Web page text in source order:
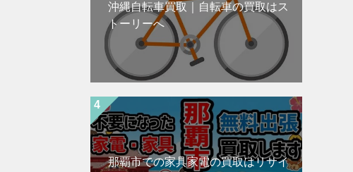
沖縄自転車買取｜自転車の買取はス
トーリーへ
那覇市での家具家電の買取はリサイ